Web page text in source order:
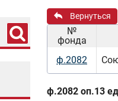
Вернуться
№
фонда
ф.2082
ф.2082 оп.13